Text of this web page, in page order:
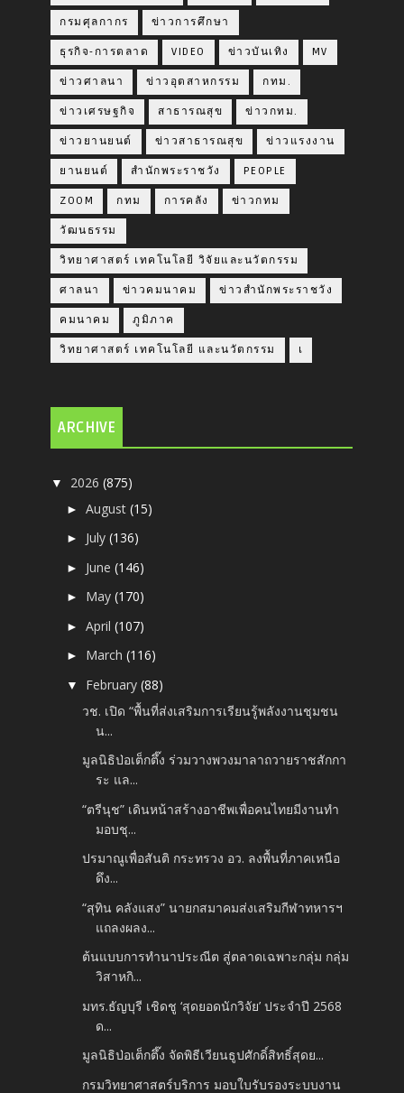
กรมศุลกากร ข่าวการศึกษา
ธุรกิจ-การตลาด VIDEO ข่าวบันเทิง MV
ข่าวศาลนา ข่าวอุตสาหกรรม กทม.
ข่าวเศรษฐกิจ สาธารณสุข ข่าวกทม.
ข่าวยานยนต์ ข่าวสาธารณสุข ข่าวแรงงาน
ยานยนต์ สำนักพระราชวัง PEOPLE
ZOOM กทม การคลัง ข่าวกทม
วัฒนธรรม
วิทยาศาสตร์ เทคโนโลยี วิจัยและนวัตกรรม
ศาลนา ข่าวคมนาคม ข่าวสำนักพระราชวัง
คมนาคม ภูมิภาค
วิทยาศาสตร์ เทคโนโลยี และนวัตกรรม เ
ARCHIVE
▼ 2026(875)
►August(15)
► July(136)
► June(146)
► May(170)
►April(107)
► March(116)
▼ February(88)
วช. เปิด “พื้นที่ส่งเสริมการเรียนรู้พลังงานชุมชน
น...
มูลนิธิป่อเต็กตึ๊ง ร่วมวางพวงมาลาถวายราชสักกา
ระ แล...
“ตรีนุช” เดินหน้าสร้างอาชีพเพื่อคนไทยมีงานทำ
มอบชุ...
ปรมาณูเพื่อสันติ กระทรวง อว. ลงพื้นที่ภาคเหนือ
ดึง...
“สุทิน คลังแสง” นายกสมาคมส่งเสริมกีฬาทหารฯ
แถลงผลง...
ต้นแบบการทำนาประณีต สู่ตลาดเฉพาะกลุ่ม กลุ่ม
วิสาหกิ...
มทร.ธัญบุรี เชิดชู ‘สุดยอดนักวิจัย’ ประจำปี 2568
ด...
มูลนิธิป่อเต็กตึ๊ง จัดพิธีเวียนธูปศักดิ์สิทธิ์สุดย...
กรมวิทยาศาสตร์บริการ มอบใบรับรองระบบงาน